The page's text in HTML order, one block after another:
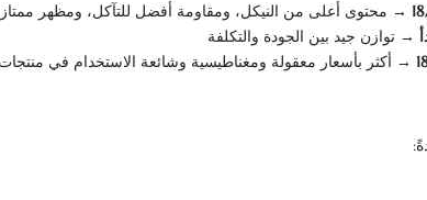
→ محتوى أعلى من النيكل، ومقاومة أفضل للتآكل، ومظهر ممتاز
→ توازن جيد بين الجودة والتكلفة
→ أكثر بأسعار معقولة ومغناطيسية وشائعة الاستخدام في